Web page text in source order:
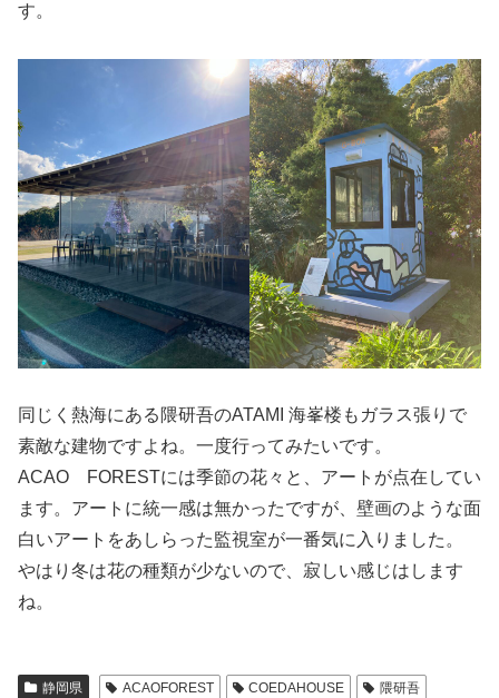
す。
同じく熱海にある隈研吾のATAMI 海峯楼もガラス張りで
素敵な建物ですよね。一度行ってみたいです。
ACAO FORESTには季節の花々と、アートが点在してい
ます。アートに統一感は無かったですが、壁画のような面
白いアートをあしらった監視室が一番気に入りました。
やはり冬は花の種類が少ないので、寂しい感じはします
ね。
静岡県 ACAOFOREST COEDAHOUSE 隈研吾